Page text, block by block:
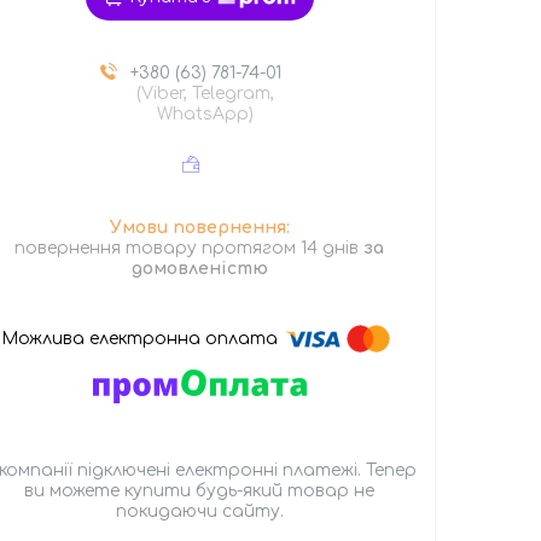
+380 (63) 781-74-01
(Viber, Telegram,
WhatsApp)
повернення товару протягом 14 днів за
домовленістю
підключені електронні платежі. Тепер
ви можете купити будь-який товар не
покидаючи сайту.